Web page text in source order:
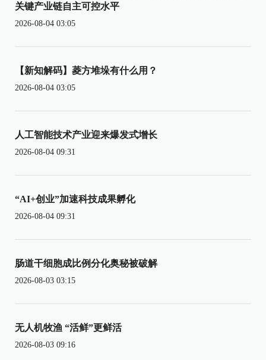
关键产业链自主可控水平
2026-08-04 03:05
【新知解码】菱方堆垛有什么用？
2026-08-04 03:05
人工智能技术产业迎来爆发式增长
2026-08-04 09:31
“AI+创业”加速科技成果孵化
2026-08-04 09:31
肠道干细胞成比例分化奥秘被破解
2026-08-03 03:15
无人机牧渔 “活鲜”更鲜活
2026-08-03 09:16